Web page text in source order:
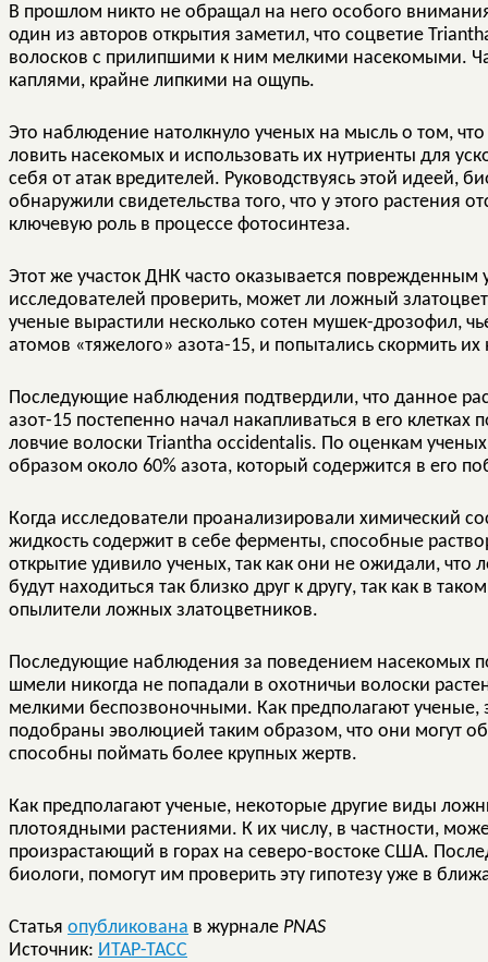
В прошлом никто не обращал на него особого
один из авторов открытия заметил, что соцветие
волосков с прилипшими к ним мелкими насекомыми.
каплями, крайне липкими на ощупь.
Это наблюдение натолкнуло ученых на мысль о том,
ловить насекомых и использовать их нутриенты для
себя от атак вредителей. Руководствуясь этой идеей,
обнаружили свидетельства того, что у этого растения
ключевую роль в процессе фотосинтеза.
Этот же участок ДНК часто оказывается поврежденным
исследователей проверить, может ли ложный
ученые вырастили несколько сотен мушек-дрозофил,
атомов «тяжелого» азота-15, и попытались скормить
Последующие наблюдения подтвердили, что данное
азот-15 постепенно начал накапливаться в его
ловчие волоски Triantha occidentalis. По оценкам
образом около 60% азота, который содержится в его
Когда исследователи проанализировали химический
жидкость содержит в себе ферменты, способные
открытие удивило ученых, так как они не ожидали, что
будут находиться так близко друг к другу, так как в
опылители ложных златоцветников.
Последующие наблюдения за поведением насекомых
шмели никогда не попадали в охотничьи волоски
мелкими беспозвоночными. Как предполагают ученые,
подобраны эволюцией таким образом, что они могут
способны поймать более крупных жертв.
Как предполагают ученые, некоторые другие виды
плотоядными растениями. К их числу, в частности,
произрастающий в горах на северо-востоке США.
биологи, помогут им проверить эту гипотезу уже в
Статья опубликована в журнале PNAS
Источник: ИТАР-ТАСС